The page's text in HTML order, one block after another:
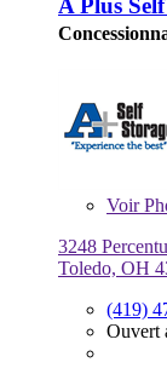
A Plus
Voir
3248
Toledo, OH
(419)
Ouvert